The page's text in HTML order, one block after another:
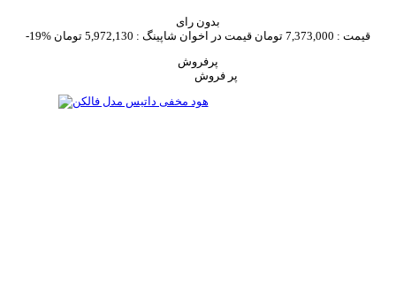
بدون رای
-19%
قیمت : 7,373,000 تومان قیمت در اخوان شاپینگ : 5,972,130 تومان
پرفروش